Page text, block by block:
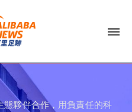
態夥伴合作，用負責任的科